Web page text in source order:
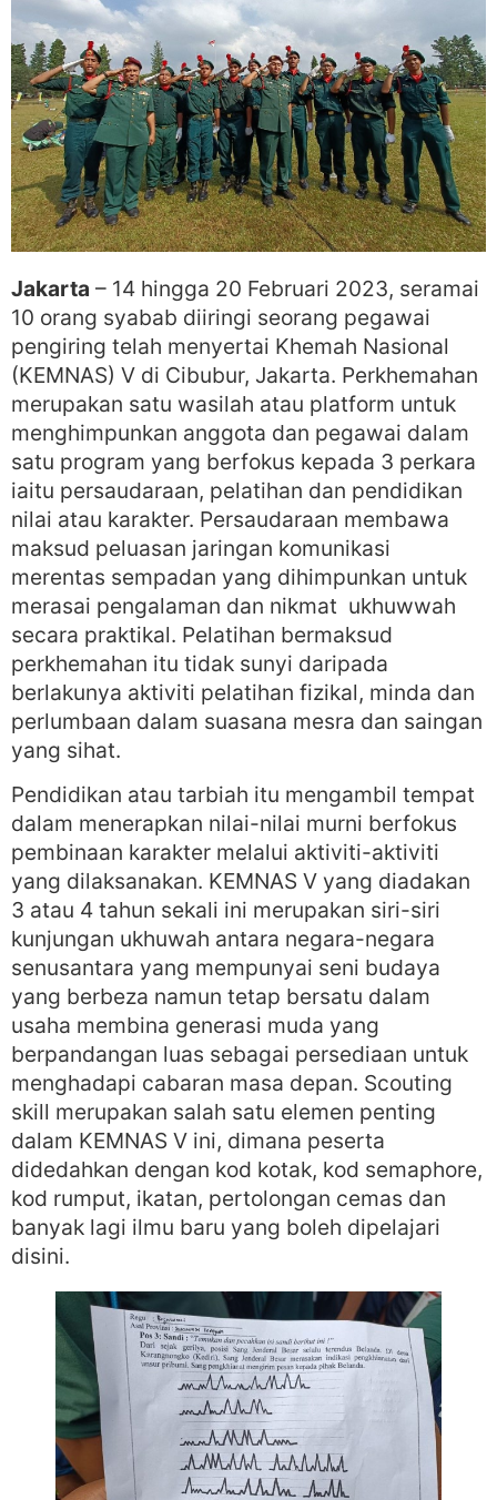
Jakarta – 14 hingga 20 Februari 2023, seramai
10 orang syabab diiringi seorang pegawai
pengiring telah menyertai Khemah Nasional
(KEMNAS) V di Cibubur, Jakarta. Perkhemahan
merupakan satu wasilah atau platform untuk
menghimpunkan anggota dan pegawai dalam
satu program yang berfokus kepada 3 perkara
iaitu persaudaraan, pelatihan dan pendidikan
nilai atau karakter. Persaudaraan membawa
maksud peluasan jaringan komunikasi
merentas sempadan yang dihimpunkan untuk
merasai pengalaman dan nikmat ukhuwwah
secara praktikal. Pelatihan bermaksud
perkhemahan itu tidak sunyi daripada
berlakunya aktiviti pelatihan fizikal, minda dan
perlumbaan dalam suasana mesra dan saingan
yang sihat.
Pendidikan atau tarbiah itu mengambil tempat
dalam menerapkan nilai-nilai murni berfokus
pembinaan karakter melalui aktiviti-aktiviti
yang dilaksanakan. KEMNAS V yang diadakan
3 atau 4 tahun sekali ini merupakan siri-siri
kunjungan ukhuwah antara negara-negara
senusantara yang mempunyai seni budaya
yang berbeza namun tetap bersatu dalam
usaha membina generasi muda yang
berpandangan luas sebagai persediaan untuk
menghadapi cabaran masa depan. Scouting
skill merupakan salah satu elemen penting
dalam KEMNAS V ini, dimana peserta
didedahkan dengan kod kotak, kod semaphore,
kod rumput, ikatan, pertolongan cemas dan
banyak lagi ilmu baru yang boleh dipelajari
disini.